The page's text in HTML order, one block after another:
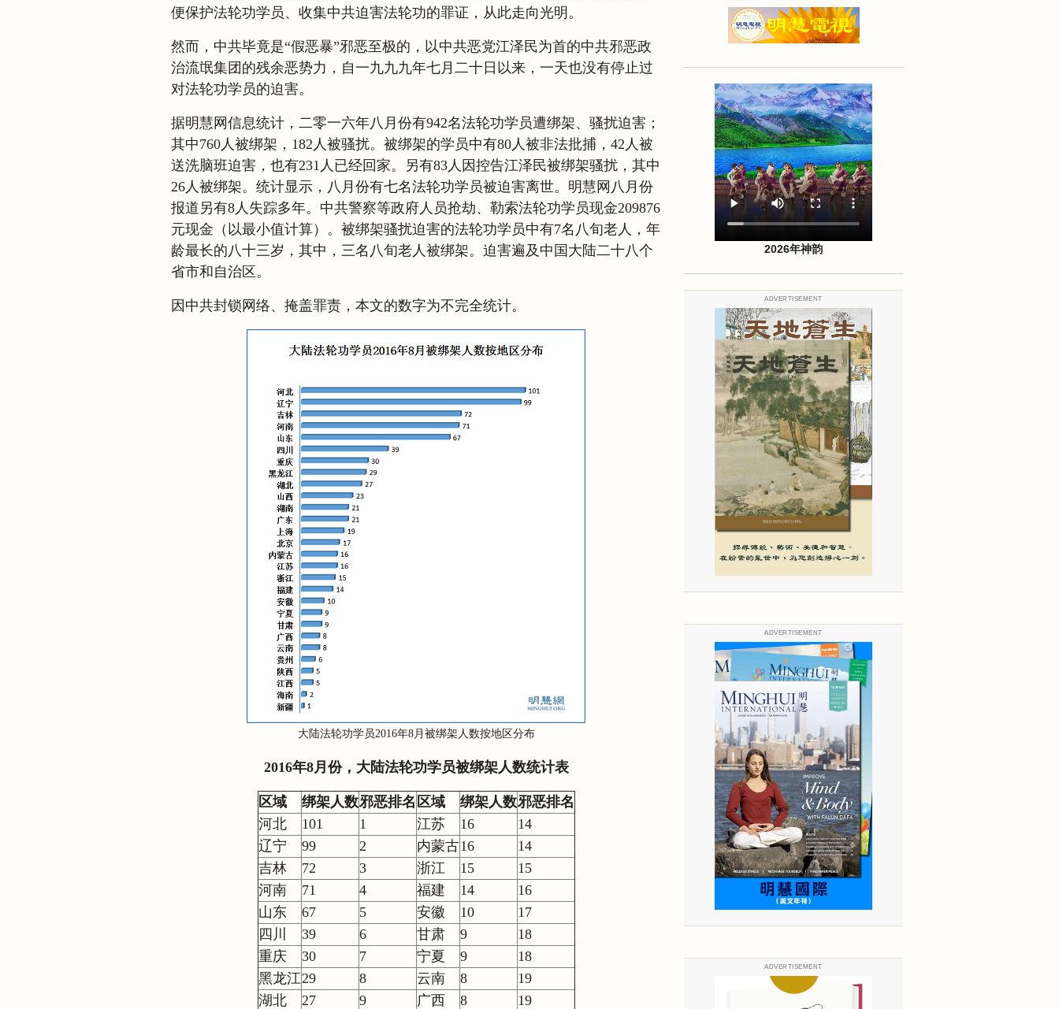
便保护法轮功学员、收集中共迫害法轮功的罪证，从此走向光明。
然而，中共毕竟是“假恶暴”邪恶至极的，以中共恶党江泽民为首的中共邪恶政
治流氓集团的残余恶势力，自一九九九年七月二十日以来，一天也没有停止过
对法轮功学员的迫害。
据明慧网信息统计，二零一六年八月份有942名法轮功学员遭绑架、骚扰迫害；
其中760人被绑架，182人被骚扰。被绑架的学员中有80人被非法批捕，42人被
送洗脑班迫害，也有231人已经回家。另有83人因控告江泽民被绑架骚扰，其中
26人被绑架。统计显示，八月份有七名法轮功学员被迫害离世。明慧网八月份
报道另有8人失踪多年。中共警察等政府人员抢劫、勒索法轮功学员现金209876
元现金（以最小值计算）。被绑架骚扰迫害的法轮功学员中有7名八旬老人，年
龄最长的八十三岁，其中，三名八旬老人被绑架。迫害遍及中国大陆二十八个
省市和自治区。
因中共封锁网络、掩盖罪责，本文的数字为不完全统计。
大陆法轮功学员2016年8月被绑架人数按地区分布
2016年8月份，大陆法轮功学员被绑架人数统计表
区域 绑架人数邪恶排名 区域 绑架人数邪恶排名
河北
101 1 江苏 16
14
辽宁
99 2 内蒙古16
14
吉林
72 3 浙江 15
15
河南
71 4 福建 14
16
山东
67 5 安徽 10
17
四川
39 6 甘肃 9
18
重庆
30 7 宁夏 9
18
黑龙江29 8 云南 8
19
湖北
27 9 广西 8
19
2026年神韵
ADVERTISEMENT
ADVERTISEMENT
ADVERTISEMENT